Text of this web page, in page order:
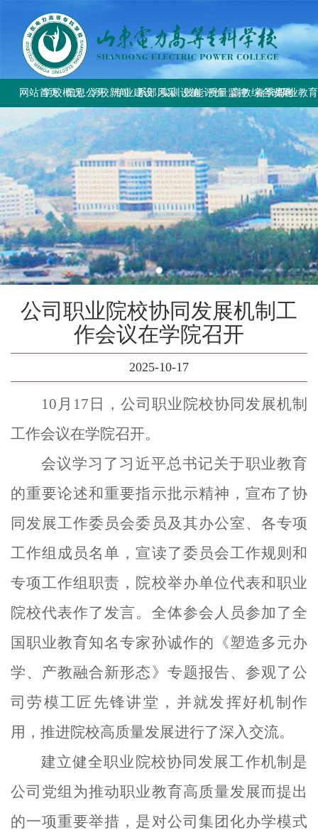
网站首页学校概况
学校简介
学校章程
历史沿革
规章制度
校园风貌
信息公开学校新闻
学校要闻
校园公告
专业建设
专业设置
方案标准建设
教材课程建设
师资队伍建设
实训资源建设
学生技能大赛
系部风采
电气工程系
电气自动化系
动力工程系
计量工程系
信息工程系
基础教学部
实训设施
总体简介
重点实训室
技能评价
工作信息
政策规定
评价计划
证书查询
质量监控
工作动态
规章制度
高教综合改革
教育部与省教
改革工作推
春季高考
上级文件
通知公告
成绩查询
职业教
公司职业院校协同发展机制工
作会议在学院召开
2025-10-17
10月17日，公司职业院校协同发展机制
工作会议在学院召开。
会议学习了习近平总书记关于职业教育
的重要论述和重要指示批示精神，宣布了协
同发展工作委员会委员及其办公室、各专项
工作组成员名单，宣读了委员会工作规则和
专项工作组职责，院校举办单位代表和职业
院校代表作了发言。全体参会人员参加了全
国职业教育知名专家孙诚作的《塑造多元办
学、产教融合新形态》专题报告、参观了公
司劳模工匠先锋讲堂，并就发挥好机制作
用，推进院校高质量发展进行了深入交流。
建立健全职业院校协同发展工作机制是
公司党组为推动职业教育高质量发展而提出
的一项重要举措，是对公司集团化办学模式